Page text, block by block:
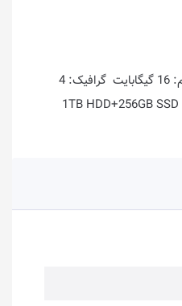
پردازنده: Core i7-10750H رم: 16 گیگابایت گرافیک: 4